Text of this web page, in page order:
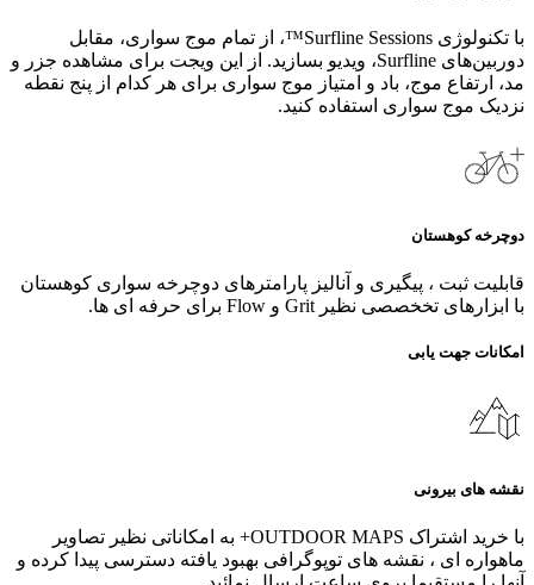
با تکنولوژی Surfline Sessions™، از تمام موج‌ سواری، مقابل
دوربین‌های Surfline، ویدیو بسازید. از این ویجت برای مشاهده جزر و
مد، ارتفاع موج، باد و امتیاز موج سواری برای هر کدام از پنج نقطه
نزدیک موج سواری استفاده کنید.
دوچرخه کوهستان
قابلیت ثبت ، پیگیری و آنالیز پارامترهای دوچرخه سواری کوهستان
با ابزارهای تخخصصی نظیر Grit و Flow برای حرفه ای ها.
امکانات جهت یابی
نقشه های بیرونی
با خرید اشتراک OUTDOOR MAPS+ به امکاناتی نظیر تصاویر
ماهواره ای ، نقشه های توپوگرافی بهبود یافته دسترسی پیدا کرده و